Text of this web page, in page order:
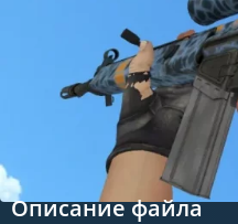
Описание файла